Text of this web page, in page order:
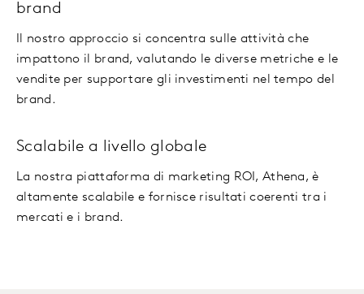
brand
Il nostro approccio si concentra sulle attività che
impattono il brand, valutando le diverse metriche e le
vendite per supportare gli investimenti nel tempo del
brand.
Scalabile a livello globale
La nostra piattaforma di marketing ROI, Athena, è
altamente scalabile e fornisce risultati coerenti tra i
mercati e i brand.